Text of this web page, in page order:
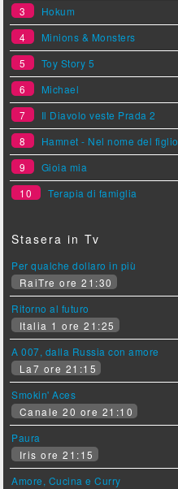
3
Hokum
4
Minions & Monsters
5
Toy Story 5
6
Michael
7
Il Diavolo veste Prada 2
8
Hamnet - Nel nome del figlio
9
Gioia mia
10
Terapia di famiglia
Stasera in Tv
Per qualche dollaro in più
RaiTre ore 21:30
Ritorno al futuro
Italia 1 ore 21:25
A 007, dalla Russia con amore
La7 ore 21:15
Smokin' Aces
Canale 20 ore 21:10
Paura
Iris ore 21:15
Amore, Cucina e Curry